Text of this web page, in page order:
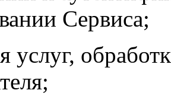
Сервиса;
услуг,